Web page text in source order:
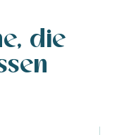
die